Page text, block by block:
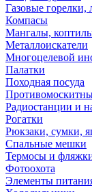
Газовые
Компасы
Мангалы,
Металлоискатели
Многоцелевой
Палатки
Походная посуда
Радиостанции и
Рогатки
Рюкзаки, сумки,
Спальные мешки
Термосы и
Фотоохота
Элементы